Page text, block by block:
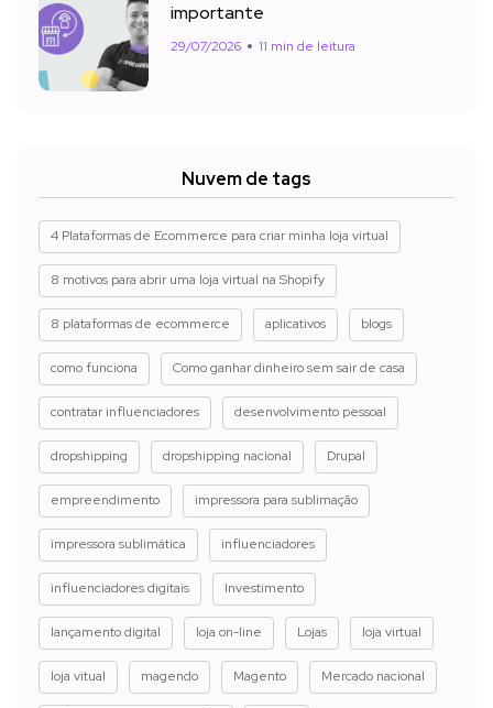
importante
29/07/2026 11 min de leitura
Nuvem de tags
4 Plataformas de Ecommerce para criar minha loja virtual
8 motivos para abrir uma loja virtual na Shopify
8 plataformas de ecommerce aplicativos blogs
como funciona Como ganhar dinheiro sem sair de casa
contratar influenciadores desenvolvimento pessoal
dropshipping dropshipping nacional Drupal
empreendimento impressora para sublimação
impressora sublimática influenciadores
influenciadores digitais Investimento
lançamento digital loja on-line Lojas loja virtual
loja vitual magendo Magento Mercado nacional